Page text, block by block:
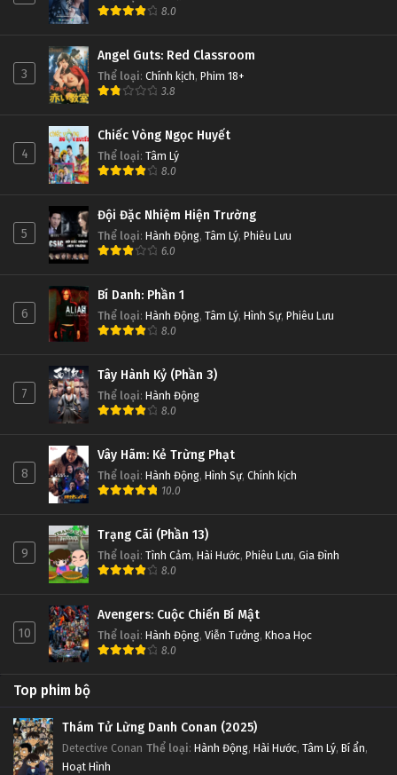
8.0
3
Angel Guts: Red Classroom
Thể loại: Chính kịch, Phim 18+
3.8
4
Chiếc Vòng Ngọc Huyết
Thể loại: Tâm Lý
8.0
5
Đội Đặc Nhiệm Hiện Trường
Thể loại: Hành Động, Tâm Lý, Phiêu Lưu
6.0
6
Bí Danh: Phần 1
Thể loại: Hành Động, Tâm Lý, Hình Sự, Phiêu Lưu
8.0
7
Tây Hành Kỷ (Phần 3)
Thể loại: Hành Động
8.0
8
Vây Hãm: Kẻ Trừng Phạt
Thể loại: Hành Động, Hình Sự, Chính kịch
10.0
9
Trạng Cãi (Phần 13)
Thể loại: Tình Cảm, Hài Hước, Phiêu Lưu, Gia Đình
8.0
10
Avengers: Cuộc Chiến Bí Mật
Thể loại: Hành Động, Viễn Tưởng, Khoa Học
8.0
Top phim bộ
Thám Tử Lừng Danh Conan (2025)
Detective Conan Thể loại: Hành Động, Hài Hước, Tâm Lý, Bí ẩn,
Hoạt Hình